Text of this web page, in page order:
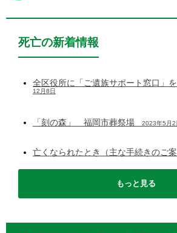
死亡の新着情報
全区役所に「ご遺族サポート窓口」
12月8日
「刻の森」 福岡市葬祭場 2023年5月2
亡くなられたとき（主な手続きのご
もっと見る